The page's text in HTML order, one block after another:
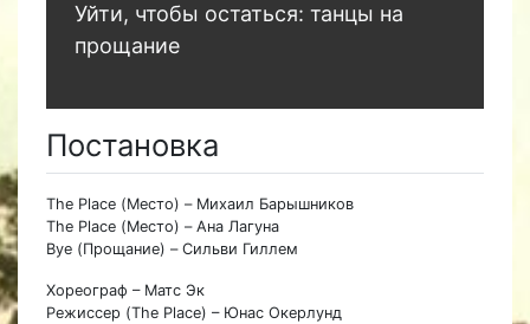
Уйти, чтобы остаться: танцы на
прощание
Постановка
The Place (Место) – Михаил Барышников
The Place (Место) – Ана Лагуна
Bye (Прощание) – Сильви Гиллем
Хореограф – Матс Эк
Режиссер (The Place) – Юнас Окерлунд